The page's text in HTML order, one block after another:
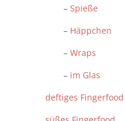
– Spieße
– Häppchen
– Wraps
– im Glas
deftiges Fingerfood